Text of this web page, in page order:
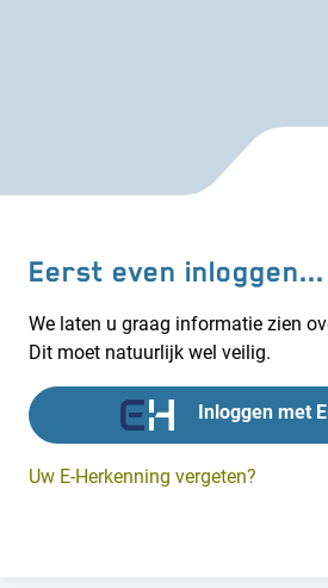
Eerst even inloggen...
We laten u graag informatie zien
Dit moet natuurlijk wel veilig.
Inloggen met
Uw E-Herkenning vergeten?